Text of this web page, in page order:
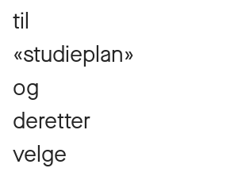
til
«studieplan»
og
deretter
velge